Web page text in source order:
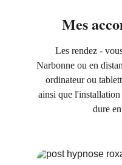
Mes
Les rendez -
Narbonne ou en
ordinateur ou
ainsi que
dure